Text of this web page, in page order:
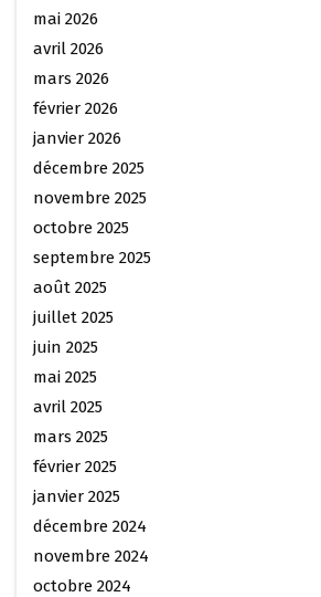
mai 2026
avril 2026
mars 2026
février 2026
janvier 2026
décembre 2025
novembre 2025
octobre 2025
septembre 2025
août 2025
juillet 2025
juin 2025
mai 2025
avril 2025
mars 2025
février 2025
janvier 2025
décembre 2024
novembre 2024
octobre 2024